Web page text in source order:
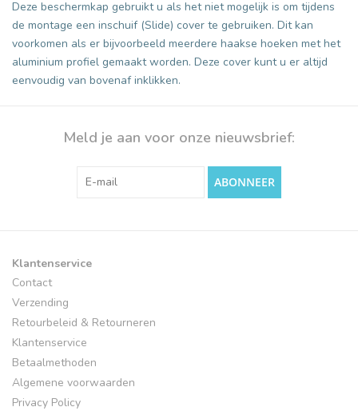
Deze beschermkap gebruikt u als het niet mogelijk is om tijdens
de montage een inschuif (Slide) cover te gebruiken. Dit kan
voorkomen als er bijvoorbeeld meerdere haakse hoeken met het
aluminium profiel gemaakt worden. Deze cover kunt u er altijd
eenvoudig van bovenaf inklikken.
Meld je aan voor onze nieuwsbrief:
ABONNEER
Klantenservice
Contact
Verzending
Retourbeleid & Retourneren
Klantenservice
Betaalmethoden
Algemene voorwaarden
Privacy Policy